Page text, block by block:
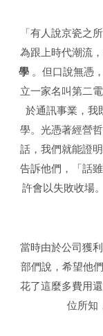
「有人說京瓷之
為跟上時代潮流
學 。但口說無憑
立一家名叫第二
於通訊事業，我
學。光憑著經營
話，我們就能證
告訴他們，「話
許會以失敗收場
當時由於公司獲
部們說，希望他
花了這麼多費用
位所知